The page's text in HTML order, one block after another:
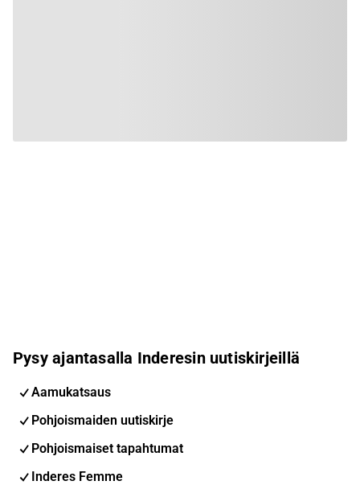
Pysy ajantasalla Inderesin uutiskirjeillä
Aamukatsaus
Pohjoismaiden uutiskirje
Pohjoismaiset tapahtumat
Inderes Femme